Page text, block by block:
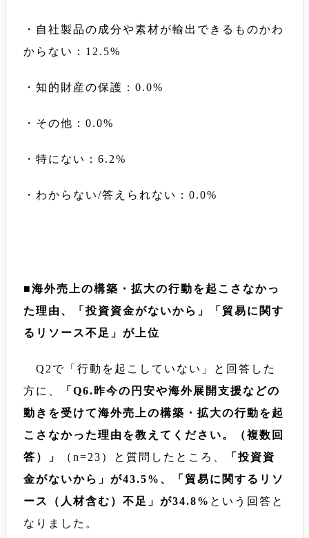
・自社製品の成分や素材が輸出できるものかわ
からない：12.5%
・知的財産の保護：0.0%
・その他：0.0%
・特にない：6.2%
・わからない/答えられない：0.0%
■海外売上の構築・拡大の行動を起こさなかっ
た理由、「投資資金がないから」「貿易に関す
るリソース不足」が上位
Q2で「行動を起こしていない」と回答した
方に、
「Q6.昨今の円安や海外展開支援などの
動きを受けて海外売上の構築・拡大の行動を起
こさなかった理由を教えてください。（複数回
答）」
（n=23）と質問したところ、
「投資資
金がないから」が43.5%、「貿易に関するリソ
ース（人材含む）不足」が34.8% という回答と
なりました。